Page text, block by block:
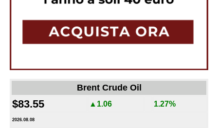
Brent Crude Oil
$83.55 ▲1.06 1.27%
2026.08.08